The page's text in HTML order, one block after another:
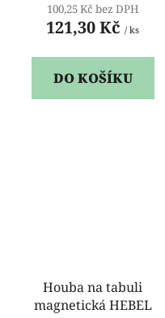
100,25 Kč bez DPH
121,30 Kč / ks
DO KOŠÍKU
Houba na tabuli
magnetická HEBEL